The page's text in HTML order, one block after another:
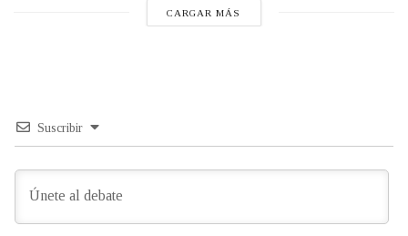
CARGAR MÁS
Suscribir